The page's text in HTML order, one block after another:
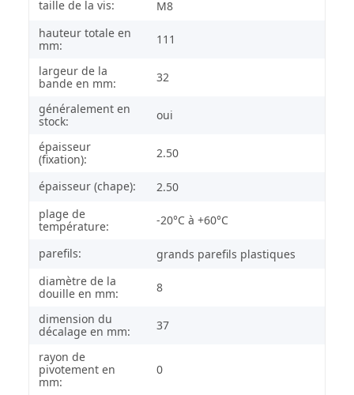
taille de la vis:
M8
hauteur totale en
mm:
111
largeur de la
bande en mm:
32
généralement en
stock:
oui
épaisseur
(fixation):
2.50
épaisseur (chape):
2.50
plage de
température:
-20°C à +60°C
parefils:
grands parefils plastiques
diamètre de la
douille en mm:
8
dimension du
décalage en mm:
37
rayon de
pivotement en
mm:
0